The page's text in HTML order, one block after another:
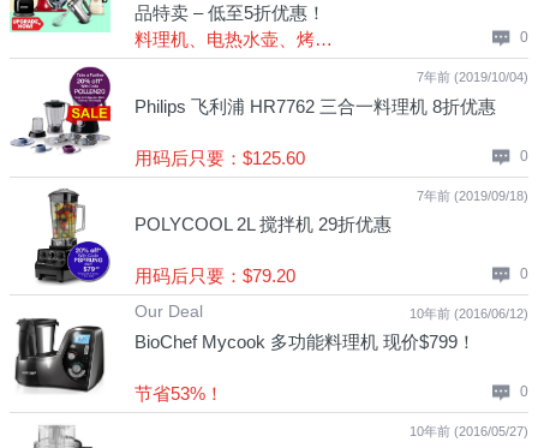
品特卖 – 低至5折优惠！
料理机、电热水壶、烤面包机等！
0
7年前 (2019/10/04)
Philips 飞利浦 HR7762 三合一料理机 8折优惠
用码后只要：$125.60 0
7年前 (2019/09/18)
POLYCOOL 2L 搅拌机 29折优惠
用码后只要：$79.20 0
10年前 (2016/06/12)
Our Deal
BioChef Mycook 多功能料理机 现价$799！
节省53%！ 0
10年前 (2016/05/27)